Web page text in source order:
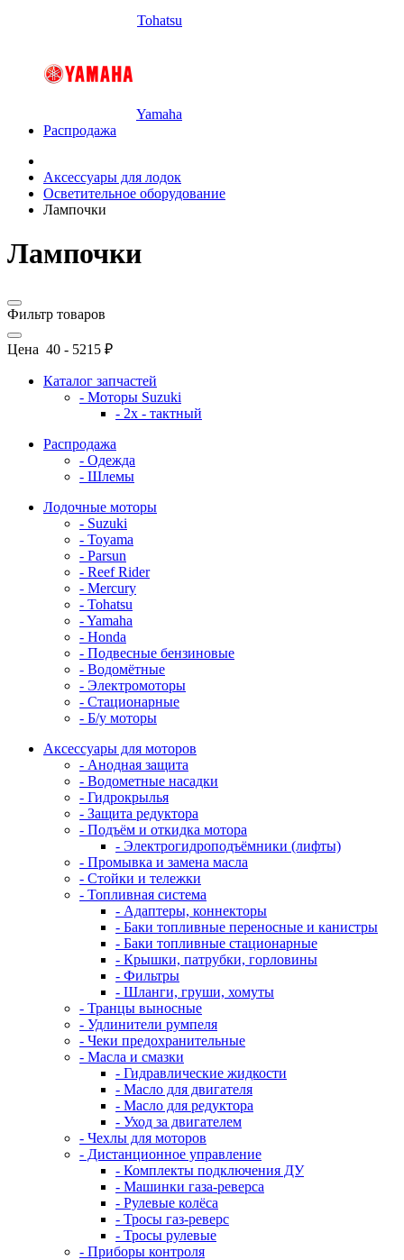
Tohatsu
Yamaha
Распродажа
Аксессуары для лодок
Осветительное оборудование
Лампочки
Лампочки
Фильтр товаров
Цена 40 - 5215 ₽
Каталог запчастей
- Моторы Suzuki
- 2x - тактный
Распродажа
- Одежда
- Шлемы
Лодочные моторы
- Suzuki
- Toyama
- Parsun
- Reef Rider
- Mercury
- Tohatsu
- Yamaha
- Honda
- Подвесные бензиновые
- Водомётные
- Электромоторы
- Стационарные
- Б/у моторы
Аксессуары для моторов
- Анодная защита
- Водометные насадки
- Гидрокрылья
- Защита редуктора
- Подъём и откидка мотора
- Электрогидроподъёмники (лифты)
- Промывка и замена масла
- Стойки и тележки
- Топливная система
- Адаптеры, коннекторы
- Баки топливные переносные и канистры
- Баки топливные стационарные
- Крышки, патрубки, горловины
- Фильтры
- Шланги, груши, хомуты
- Транцы выносные
- Удлинители румпеля
- Чеки предохранительные
- Масла и смазки
- Гидравлические жидкости
- Масло для двигателя
- Масло для редуктора
- Уход за двигателем
- Чехлы для моторов
- Дистанционное управление
- Комплекты подключения ДУ
- Машинки газа-реверса
- Рулевые колёса
- Тросы газ-реверс
- Тросы рулевые
- Приборы контроля